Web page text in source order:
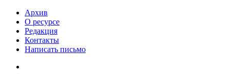
Архив
О ресурсе
Редакция
Контакты
Написать письмо